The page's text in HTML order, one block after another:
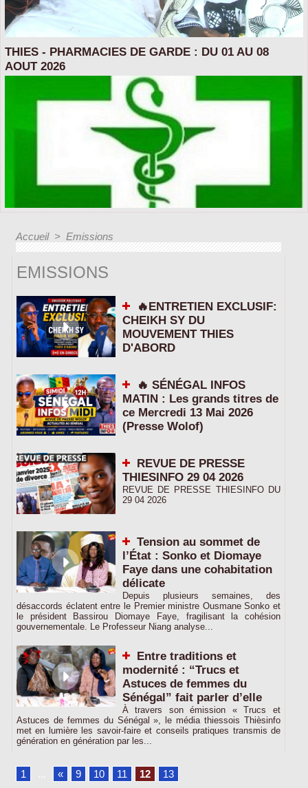
THIES - PHARMACIES DE GARDE : DU 01 AU 08
AOUT 2026
Accueil > Emissions
EMISSIONS
🔥ENTRETIEN EXCLUSIF:
CHEIKH SY DU
MOUVEMENT THIES
D'ABORD
🔥 SÉNÉGAL INFOS
MATIN : Les grands titres de
ce Mercredi 13 Mai 2026
(Presse Wolof)
REVUE DE PRESSE
THIESINFO 29 04 2026
REVUE DE PRESSE THIESINFO DU
29 04 2026
Tension au sommet de
l’État : Sonko et Diomaye
Faye dans une cohabitation
délicate
Depuis plusieurs semaines, des
désaccords éclatent entre le Premier ministre Ousmane Sonko et
le président Bassirou Diomaye Faye, fragilisant la cohésion
gouvernementale. Le Professeur Niang analyse...
Entre traditions et
modernité : “Trucs et
Astuces de femmes du
Sénégal” fait parler d’elle
À travers son émission « Trucs et
Astuces de femmes du Sénégal », le média thiessois Thièsinfo
met en lumière les savoir-faire et conseils pratiques transmis de
génération en génération par les...
1 « 9 10 11 12 13